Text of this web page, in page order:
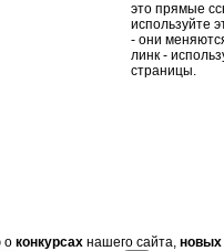
это прямые
используйте
- они
линк -
страницы.
о конкурсахнашего сайта, новых